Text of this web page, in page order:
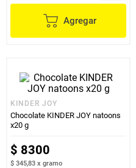
Agregar
KINDER JOY
Chocolate KINDER JOY natoons
x20 g
$ 8300
$ 345,83 x gramo